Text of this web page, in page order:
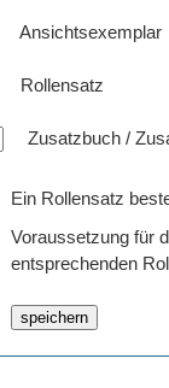
Ansichtsexemplar
Rollensatz
Zusatzbuch /
Ein Rollensatz
Voraussetzung für
entsprechenden